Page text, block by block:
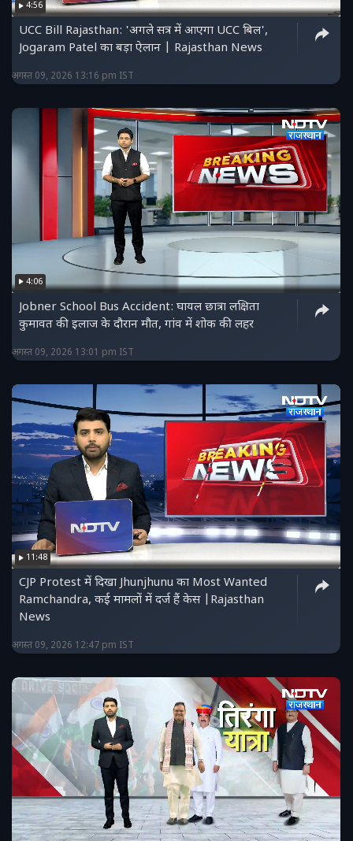
4:56
UCC Bill Rajasthan: 'अगले सत्र में आएगा UCC बिल',
Jogaram Patel का बड़ा ऐलान | Rajasthan News
अगस्त 09, 2026 13:16 pm IST
4:06
Jobner School Bus Accident: घायल छात्रा लक्षिता
कुमावत की इलाज के दौरान मौत, गांव में शोक की लहर
अगस्त 09, 2026 13:01 pm IST
11:48
CJP Protest में दिखा Jhunjhunu का Most Wanted
Ramchandra, कई मामलों में दर्ज हैं केस |Rajasthan
News
अगस्त 09, 2026 12:47 pm IST